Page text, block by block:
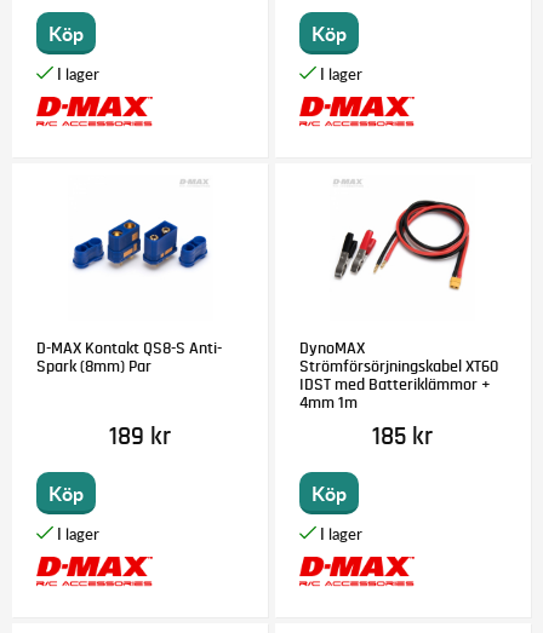
Köp Köp
D-MAX Kontakt QS8-S Anti-
Spark (8mm) Par
189 kr
Köp
DynoMAX
Strömförsörjningskabel XT60
IDST med Batteriklämmor +
4mm 1m
185 kr
Köp